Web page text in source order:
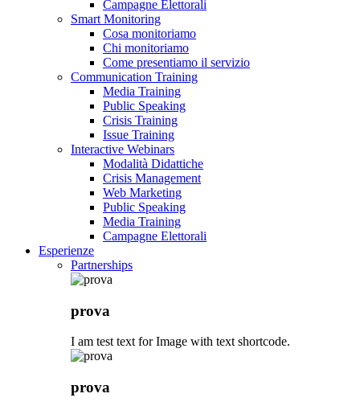
Campagne Elettorali
Smart Monitoring
Cosa monitoriamo
Chi monitoriamo
Come presentiamo il servizio
Communication Training
Media Training
Public Speaking
Crisis Training
Issue Training
Interactive Webinars
Modalità Didattiche
Crisis Management
Web Marketing
Public Speaking
Media Training
Campagne Elettorali
Esperienze
Partnerships
prova
I am test text for Image with text shortcode.
prova